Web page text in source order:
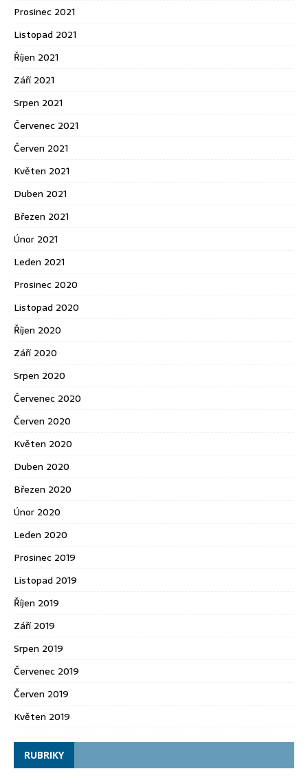
Prosinec 2021
Listopad 2021
Říjen 2021
Září 2021
Srpen 2021
Červenec 2021
Červen 2021
Květen 2021
Duben 2021
Březen 2021
Únor 2021
Leden 2021
Prosinec 2020
Listopad 2020
Říjen 2020
Září 2020
Srpen 2020
Červenec 2020
Červen 2020
Květen 2020
Duben 2020
Březen 2020
Únor 2020
Leden 2020
Prosinec 2019
Listopad 2019
Říjen 2019
Září 2019
Srpen 2019
Červenec 2019
Červen 2019
Květen 2019
RUBRIKY